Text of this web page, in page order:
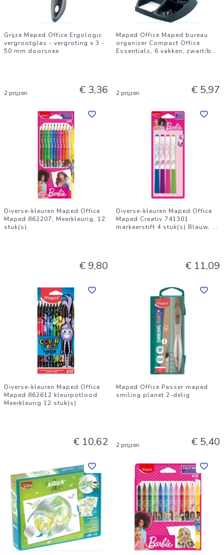
Grijze Maped Office Ergologic
vergrootglas - vergroting x 3 -
50 mm doorsnee
2 prijzen € 3,36
Maped Office Maped bureau
organizer Compact Office
Essentials, 6 vakken, zwart/b...
2 prijzen € 5,97
Diverse-kleuren Maped Office
Maped 862207, Meerkleurig, 12
stuk(s)
€ 9,80
Diverse-kleuren Maped Office
Maped Creativ 741301
markeerstift 4 stuk(s) Blauw, ...
€ 11,09
Diverse-kleuren Maped Office
Maped 862612 kleurpotlood
Meerkleurig 12 stuk(s)
€ 10,62
Maped Office Passer maped
smiling planet 2-delig
2 prijzen € 5,40